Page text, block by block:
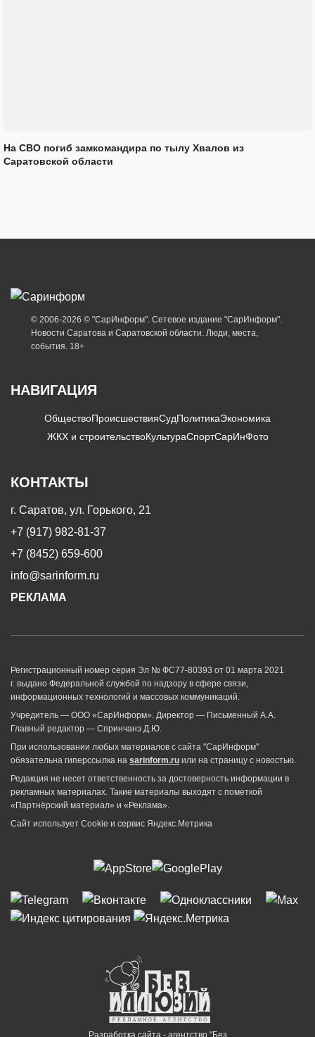
На СВО погиб замкомандира по тылу Хвалов из
Саратовской области
© 2006-2026 © "СарИнформ". Сетевое издание "СарИнформ".
Новости Саратова и Саратовской области. Люди, места,
события. 18+
НАВИГАЦИЯ
ОбществоПроисшествияСудПолитикаЭкономика
ЖКХ и строительствоКультураСпортСарИнФото
КОНТАКТЫ
г. Саратов, ул. Горького, 21
+7 (917) 982-81-37
+7 (8452) 659-600
info@sarinform.ru
РЕКЛАМА
Регистрационный номер серия Эл № ФС77-80393 от 01 марта 2021
г. выдано Федеральной службой по надзору в сфере связи,
информационных технологий и массовых коммуникаций.
Учредитель — ООО «СарИнформ». Директор — Письменный А.А.
Главный редактор — Спринчанэ Д.Ю.
При использовании любых материалов с сайта "СарИнформ"
обязательна гиперссылка на sarinform.ru или на страницу с новостью.
Редакция не несет ответственность за достоверность информации в
рекламных материалах. Такие материалы выходят с пометкой
«Партнёрский материал» и «Реклама».
Сайт использует Cookie и сервиc Яндекс.Метрика